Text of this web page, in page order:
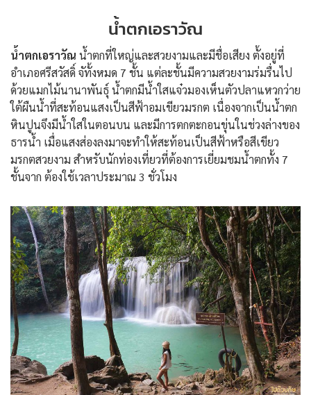
น้ำตกเอราวัณ
น้ำตกเอราวัณ น้ำตกที่ใหญ่และสวยงามและมีชื่อเสียง ตั้งอยู่ที่
อำเภอศรีสวัสดิ์ จัทั้งหมด 7 ชั้น แต่ละชั้นมีความสวยงามร่มรื่นไป
ด้วยแมกไม้นานาพันธุ์ น้ำตกมีน้ำใสแจ๋วมองเห็นตัวปลาแหวกว่าย
ใต้ผืนน้ำที่สะท้อนแสงเป็นสีฟ้าอมเขียวมรกต เนื่องจากเป็นน้ำตก
หินปูนจึงมีน้ำใสในตอนบน และมีการตกตะกอนขุ่นในช่วงล่างของ
ธารน้ำ เมื่อแสงส่องลงมาจะทำให้สะท้อนเป็นสีฟ้าหรือสีเขียว
มรกตสวยงาม สำหรับนักท่องเที่ยวที่ต้องการเยี่ยมชมน้ำตกทั้ง 7
ชั้นจาก ต้องใช้เวลาประมาณ 3 ชั่วโมง